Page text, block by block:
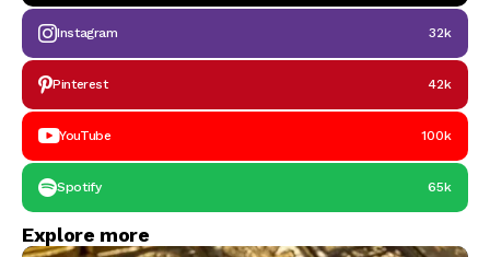
Instagram 32k
Pinterest 42k
YouTube 100k
Spotify 65k
Explore more